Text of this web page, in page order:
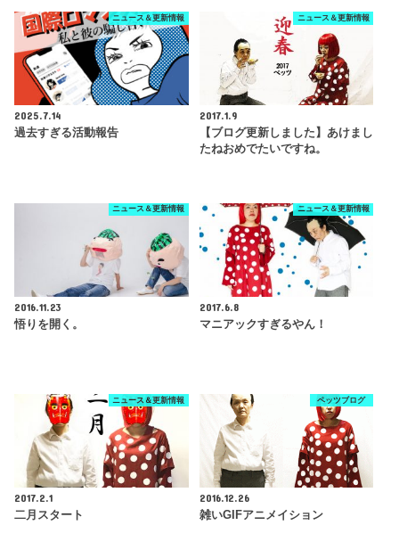
ニュース＆更新情報
2025.7.14
過去すぎる活動報告
ニュース＆更新情報
2017.1.9
【ブログ更新しました】あけまし
たねおめでたいですね。
ニュース＆更新情報
2016.11.23
悟りを開く。
ニュース＆更新情報
2017.6.8
マニアックすぎるやん！
ニュース＆更新情報
2017.2.1
二月スタート
ペッツブログ
2016.12.26
雑いGIFアニメイション